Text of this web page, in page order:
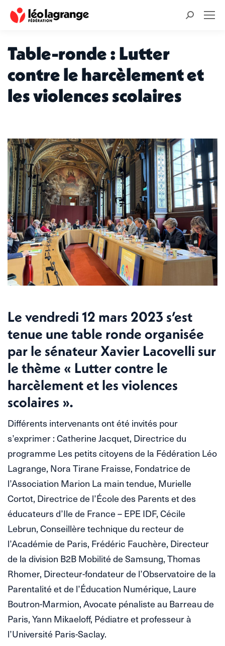
Recherche
Table-ronde : Lutter
contre le harcèlement et
les violences scolaires
Le vendredi 12 mars 2023 s’est
tenue une table ronde organisée
par le sénateur Xavier Lacovelli sur
le thème « Lutter contre le
harcèlement et les violences
scolaires ».
Différents intervenants ont été invités pour
s’exprimer : Catherine Jacquet, Directrice du
programme Les petits citoyens de la Fédération Léo
Lagrange, Nora Tirane Fraisse, Fondatrice de
l’Association Marion La main tendue, Murielle
Cortot, Directrice de l’École des Parents et des
éducateurs d’Ile de France – EPE IDF, Cécile
Lebrun, Conseillère technique du recteur de
l’Académie de Paris, Frédéric Fauchère, Directeur
de la division B2B Mobilité de Samsung, Thomas
Rhomer, Directeur-fondateur de l’Observatoire de la
Parentalité et de l’Éducation Numérique, Laure
Boutron-Marmion, Avocate pénaliste au Barreau de
Paris, Yann Mikaeloff, Pédiatre et professeur à
l’Université Paris-Saclay.